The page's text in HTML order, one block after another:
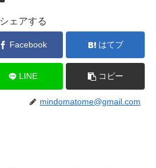
シェアする
Facebook はてブ
LINE コピー
mindomatome@gmail.com